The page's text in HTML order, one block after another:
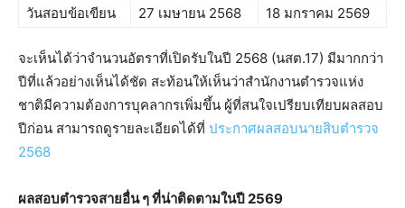
วันสอบข้อเขียน
27 เมษายน 2568 18 มกราคม 2569
จะเห็นได้ว่าจำนวนอัตราที่เปิดรับในปี 2568 (นสต.17) มีมากกว่า
ปีที่แล้วอย่างเห็นได้ชัด สะท้อนให้เห็นว่าสำนักงานตำรวจแห่ง
ชาติมีความต้องการบุคลากรเพิ่มขึ้น ผู้ที่สนใจเปรียบเทียบผลสอบ
ปีก่อน สามารถดูรายละเอียดได้ที่ ประกาศผลสอบนายสิบตำรวจ
2568
ผลสอบตำรวจสายอื่น ๆ ที่น่าติดตามในปี 2569